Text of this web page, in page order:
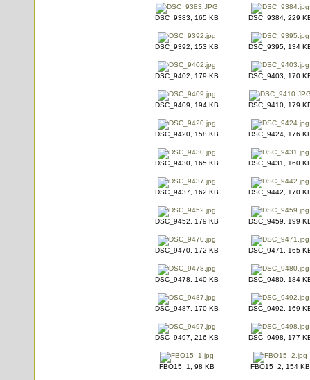
DSC_9383, 165 KB DSC_9384, 229
DSC_9392, 153 KB DSC_9395, 134
DSC_9402, 179 KB DSC_9403, 170
DSC_9409, 194 KB DSC_9410, 179
DSC_9420, 158 KB DSC_9424, 176
DSC_9430, 165 KB DSC_9431, 160
DSC_9437, 162 KB DSC_9442, 170
DSC_9452, 179 KB DSC_9459, 199
DSC_9470, 172 KB DSC_9471, 165
DSC_9478, 140 KB DSC_9480, 184
DSC_9487, 170 KB DSC_9492, 169
DSC_9497, 216 KB DSC_9498, 177
FBO15_1, 98 KB FBO15_2, 154 KB